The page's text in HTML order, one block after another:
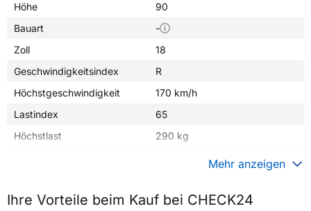
Höhe
90
Bauart
-
Zoll
18
Geschwindigkeitsindex
R
Höchstgeschwindigkeit
170 km/h
Lastindex
65
Höchstlast
290 kg
Fahrzeugtyp
Motorrad
Mehr anzeigen
Ihre Vorteile beim Kauf bei CHECK24